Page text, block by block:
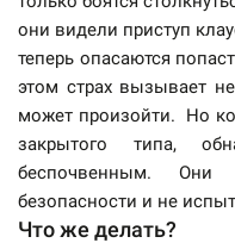
они видели приступ
теперь опасаются
этом страх вызывает
может произойти. Но
закрытого типа,
беспочвенным. Они
безопасности и не
Что же делать?